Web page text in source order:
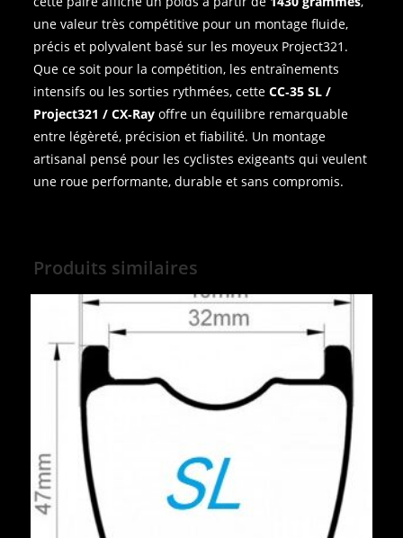
une valeur très compétitive pour un montage fluide,
précis et polyvalent basé sur les moyeux Project321.
Que ce soit pour la compétition, les entraînements
intensifs ou les sorties rythmées, cetteCC‑35 SL /
Project321 / CX‑Ray offre un équilibre remarquable
entre légèreté, précision et fiabilité. Un montage
artisanal pensé pour les cyclistes exigeants qui veulent
une roue performante, durable et sans compromis.
Produits similaires